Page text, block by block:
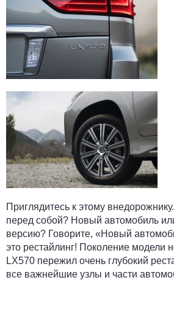
Приглядитесь к этому
перед собой? Новый автомобиль
версию? Говорите, «Новый
это рестайлинг! Поколение модели
LX570 пережил очень глубокий
все важнейшие узлы и части